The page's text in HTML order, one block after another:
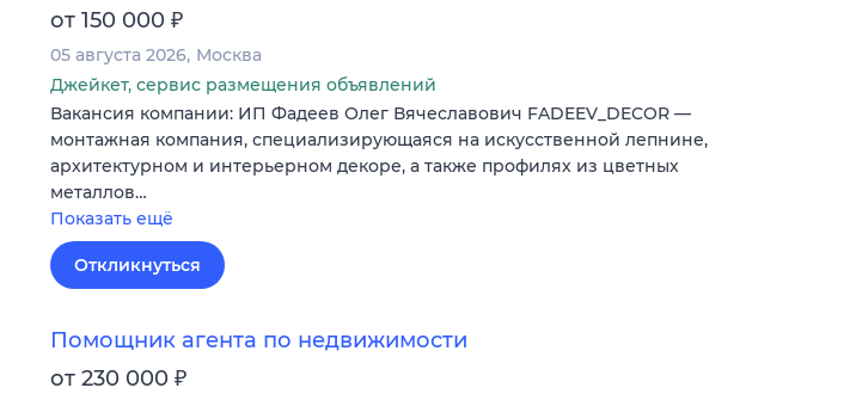
от 150 000 ₽
05 августа 2026 Москва
Джейкет, сервис размещения объявлений
Вакансия компании: ИП Фадеев Олег Вячеславович FADEEV_DECOR —
монтажная компания, специализирующаяся на искусственной лепнине,
архитектурном и интерьерном декоре, а также профилях из цветных
металлов…
Показать ещё
Откликнуться
Помощник агента по недвижимости
от 230 000 ₽